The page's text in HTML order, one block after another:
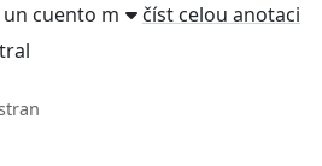
cuento maravil ...číst celou anotaci